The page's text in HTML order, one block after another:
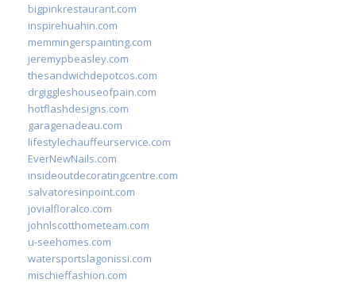
bigpinkrestaurant.com
inspirehuahin.com
memmingerspainting.com
jeremypbeasley.com
thesandwichdepotcos.com
drgiggleshouseofpain.com
hotflashdesigns.com
garagenadeau.com
lifestylechauffeurservice.com
EverNewNails.com
insideoutdecoratingcentre.com
salvatoresinpoint.com
jovialfloralco.com
johnlscotthometeam.com
u-seehomes.com
watersportslagonissi.com
mischieffashion.com